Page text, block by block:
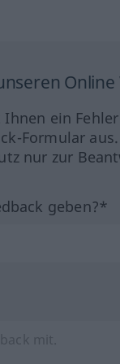
ein
Formular
nur zur
geben?*